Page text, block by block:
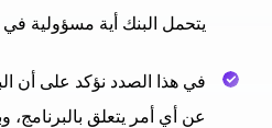
يتحمل البنك أية مسؤولية في
في هذا الصدد نؤكد على أن
عن أي أمر يتعلق بالبرنامج،